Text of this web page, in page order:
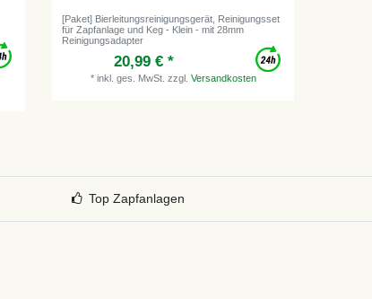
[Paket] Bierleitungsreinigungsgerät, Reinigungsset
für Zapfanlage und Keg - Klein - mit 28mm
Reinigungsadapter
20,99 € *
* inkl. ges. MwSt. zzgl. Versandkosten
Top Zapfanlagen